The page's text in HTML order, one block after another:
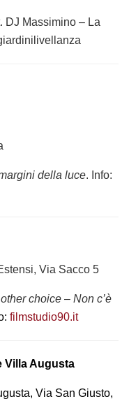
DJ Massimino – La
della luce. Info:
Via Sacco 5
choice – Non c’è
filmstudio90.it
Villa Augusta
Via San Giusto,